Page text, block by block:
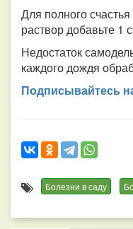
Для полного
раствор добавьте
Недостаток
каждого дождя
Подписывайтесь
Болезни в саду